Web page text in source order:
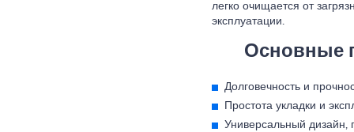
легко очищается от
эксплуатации.
Основные
Долговечность и
Простота укладки и
Универсальный